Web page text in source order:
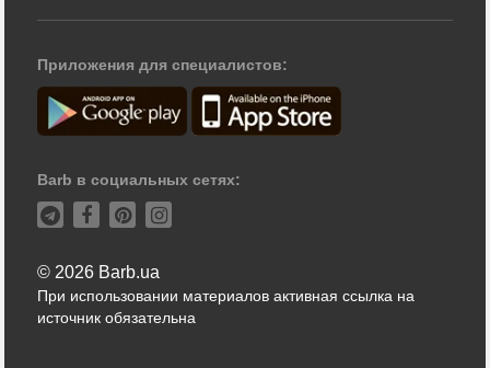
Приложения для специалистов:
Barb в социальных сетях:
© 2026 Barb.ua
При использовании материалов активная ссылка на
источник обязательна